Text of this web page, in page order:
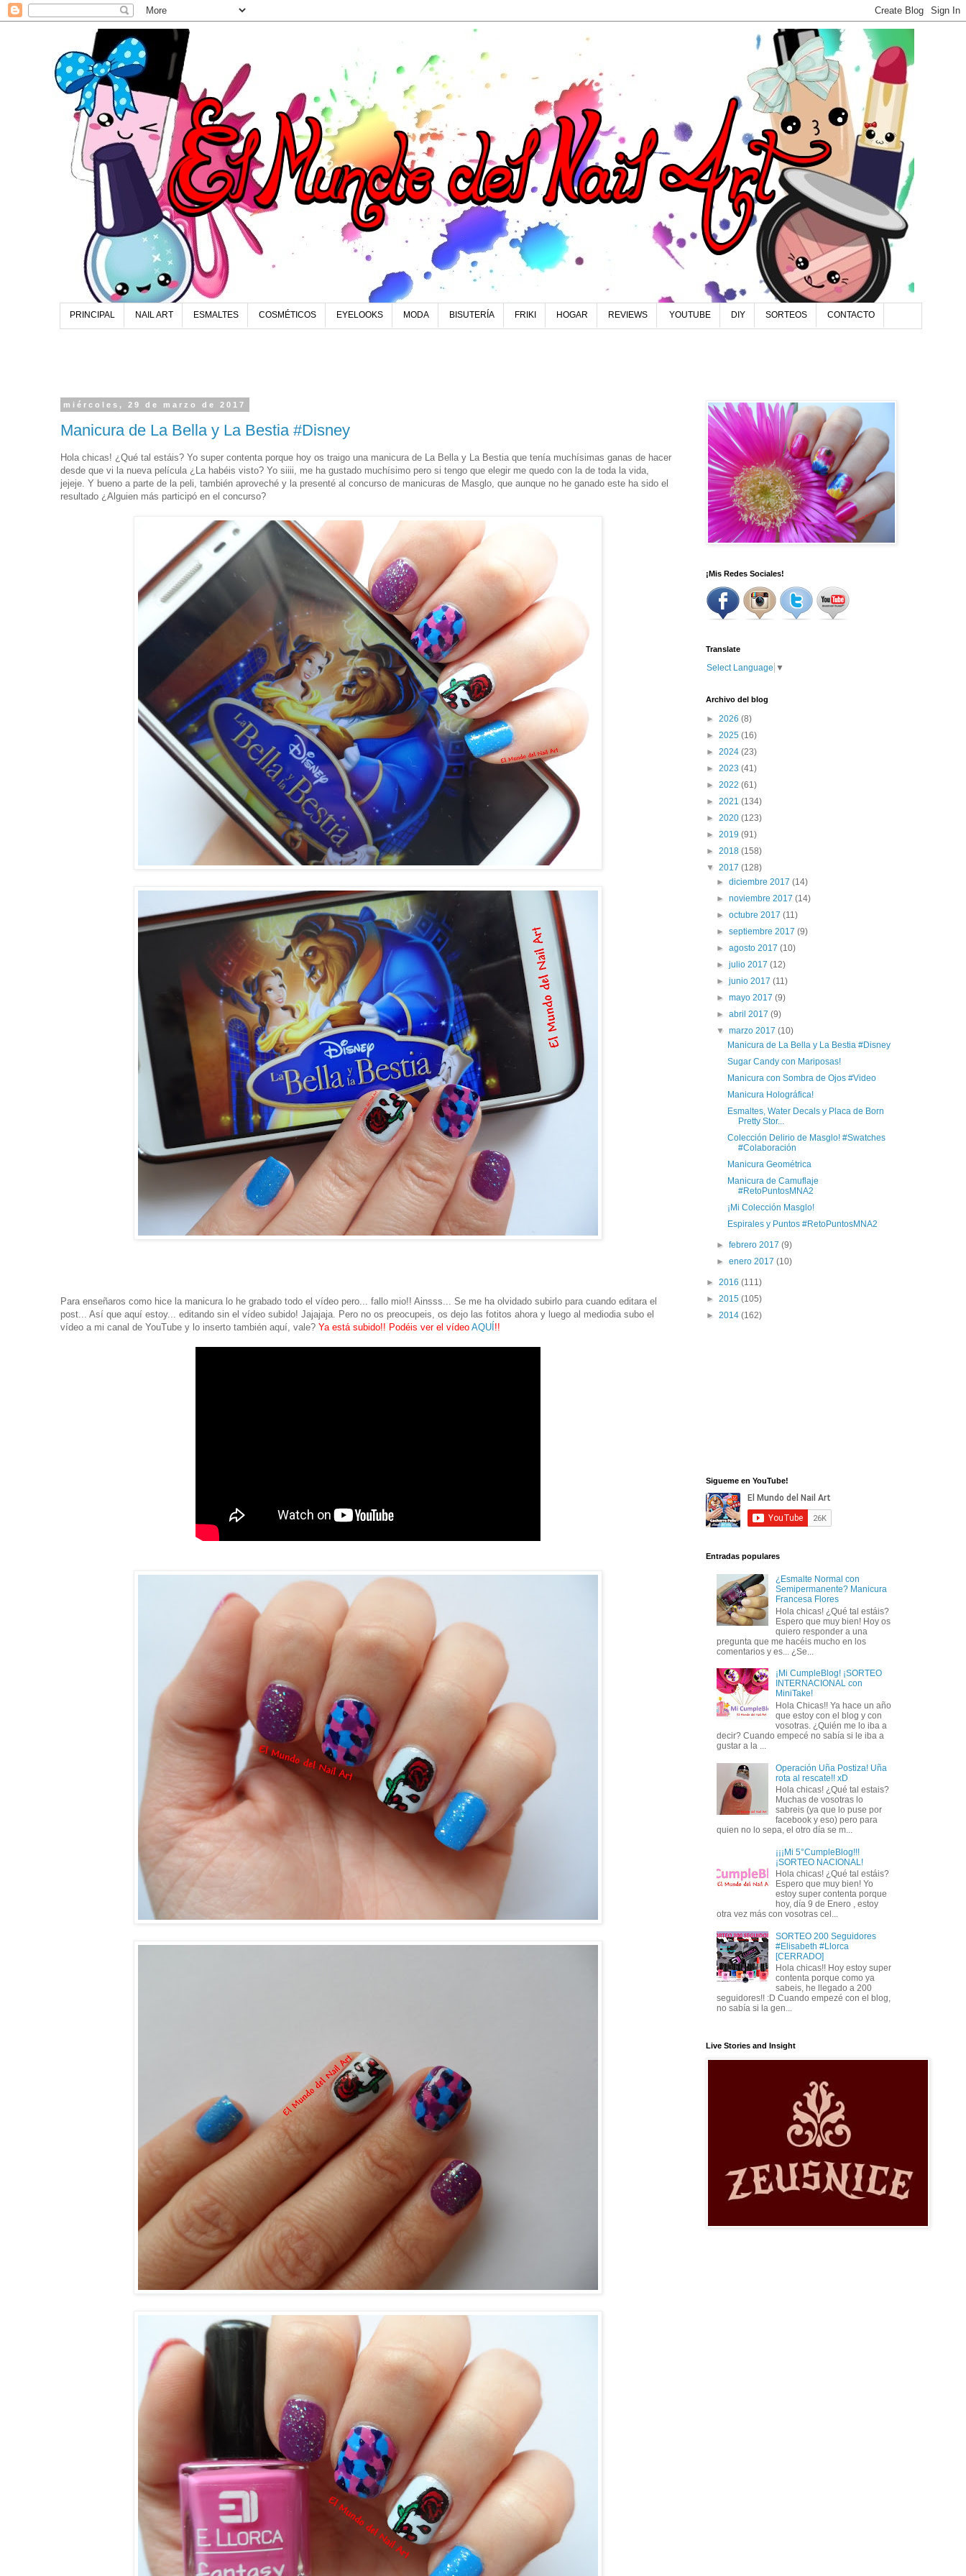
PRINCIPAL NAIL ART ESMALTES COSMÉTICOS EYELOOKS MODA BISUTERÍA FRIKI HOGAR REVIEWS YOUTUBE DIY SORTEOS CONTACTO
miércoles, 29 de marzo de 2017
Manicura de La Bella y La Bestia #Disney
Hola chicas! ¿Qué tal estáis? Yo super contenta porque hoy os traigo una manicura de La Bella y La Bestia que tenía muchísimas ganas de hacer
desde que vi la nueva película ¿La habéis visto? Yo siiii, me ha gustado muchísimo pero si tengo que elegir me quedo con la de toda la vida,
jejeje. Y bueno a parte de la peli, también aproveché y la presenté al concurso de manicuras de Masglo, que aunque no he ganado este ha sido el
resultado ¿Alguien más participó en el concurso?
Para enseñaros como hice la manicura lo he grabado todo el vídeo pero... fallo mio!! Ainsss... Se me ha olvidado subirlo para cuando editara el
post... Así que aquí estoy... editando sin el vídeo subido! Jajajaja. Pero no os preocupeis, os dejo las fotitos ahora y luego al mediodia subo el
vídeo a mi canal de YouTube y lo inserto también aquí, vale? Ya está subido!! Podéis ver el vídeo AQUÍ!!
¡Mis Redes Sociales!
Translate
Select Language ▼
Archivo del blog
► 2026 (8)
► 2025 (16)
► 2024 (23)
► 2023 (41)
► 2022 (61)
► 2021 (134)
► 2020 (123)
► 2019 (91)
► 2018 (158)
▼ 2017 (128)
►diciembre 2017(14)
►noviembre 2017(14)
►octubre 2017(11)
►septiembre 2017(9)
►agosto 2017(10)
►julio 2017(12)
►junio 2017(11)
►mayo 2017(9)
►abril 2017(9)
▼marzo 2017(10)
Manicura de La Bella y La Bestia #Disney
Sugar Candy con Mariposas!
Manicura con Sombra de Ojos #Video
Manicura Holográfica!
Esmaltes, Water Decals y Placa de Born
Pretty Stor...
Colección Delirio de Masglo! #Swatches
#Colaboración
Manicura Geométrica
Manicura de Camuflaje
#RetoPuntosMNA2
¡Mi Colección Masglo!
Espirales y Puntos #RetoPuntosMNA2
►febrero 2017(9)
►enero 2017(10)
► 2016 (111)
► 2015 (105)
► 2014 (162)
Sigueme en YouTube!
Entradas populares
¿Esmalte Normal con
Semipermanente? Manicura
Francesa Flores
Hola chicas! ¿Qué tal estáis?
Espero que muy bien! Hoy os
quiero responder a una
pregunta que me hacéis mucho en los
comentarios y es... ¿Se...
¡Mi CumpleBlog! ¡SORTEO
INTERNACIONAL con
MiniTake!
Hola Chicas!! Ya hace un año
que estoy con el blog y con
vosotras. ¿Quién me lo iba a
decir? Cuando empecé no sabía si le iba a
gustar a la ...
Operación Uña Postiza! Uña
rota al rescate!! xD
Hola chicas! ¿Qué tal estais?
Muchas de vosotras lo
sabreis (ya que lo puse por
facebook y eso) pero para
quien no lo sepa, el otro día se m...
¡¡¡Mi 5°CumpleBlog!!!
¡SORTEO NACIONAL!
Hola chicas! ¿Qué tal estáis?
Espero que muy bien! Yo
estoy super contenta porque
hoy, día 9 de Enero , estoy
otra vez más con vosotras cel...
SORTEO 200 Seguidores
#Elisabeth #Llorca
[CERRADO]
Hola chicas!! Hoy estoy super
contenta porque como ya
sabeis, he llegado a 200
seguidores!! :D Cuando empezé con el blog,
no sabía si la gen...
Live Stories and Insight